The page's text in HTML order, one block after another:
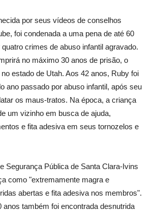
por seus vídeos de conselhos
foi condenada a uma pena de até 60
crimes de abuso infantil agravado.
no máximo 30 anos de prisão, o
estado de Utah. Aos 42 anos, Ruby foi
ano passado por abuso infantil, após seu
os maus-tratos. Na época, a criança
um vizinho em busca de ajuda,
e fita adesiva em seus tornozelos e
Segurança Pública de Santa Clara-Ivins
como "extremamente magra e
abertas e fita adesiva nos membros".
anos também foi encontrada desnutrida